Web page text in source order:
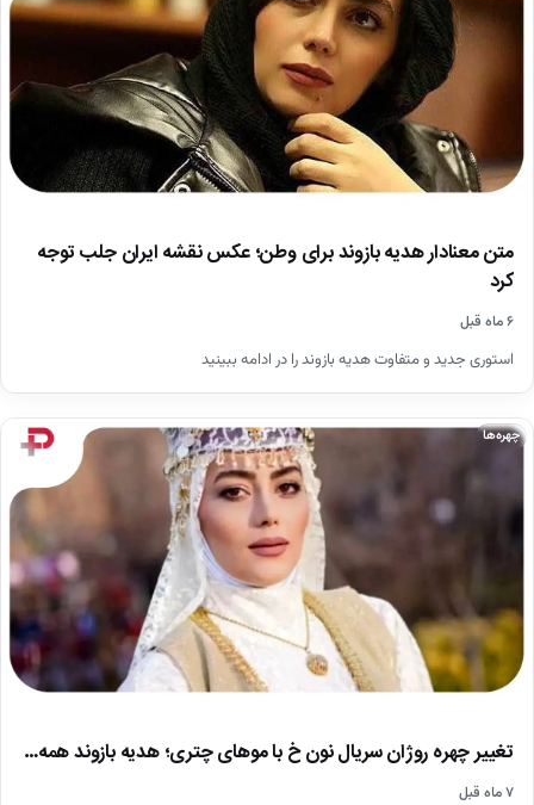
متن معنادار هدیه بازوند برای وطن؛ عکس نقشه ایران جلب توجه
کرد
۶ ماه قبل
استوری جدید و متفاوت هدیه بازوند را در ادامه ببینید
چهره‌ها
تغییر چهره روژان سریال نون خ با موهای چتری؛ هدیه بازوند همه…
۷ ماه قبل